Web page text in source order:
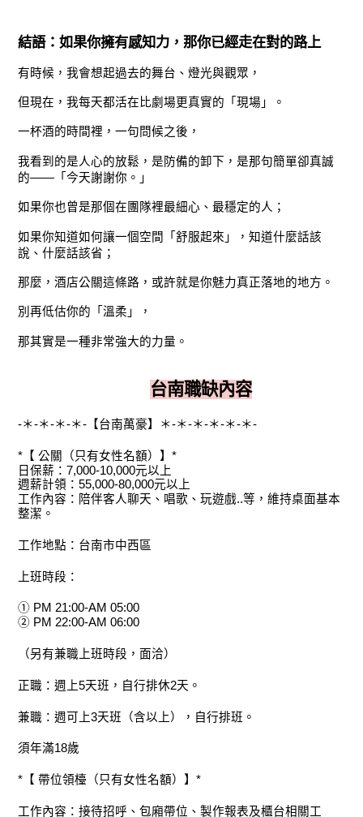
結語：如果你擁有感知力，那你已經走在對的路上
有時候，我會想起過去的舞台、燈光與觀眾，
但現在，我每天都活在比劇場更真實的「現場」。
一杯酒的時間裡，一句問候之後，
我看到的是人心的放鬆，是防備的卸下，是那句簡單卻真誠
的——「今天謝謝你。」
如果你也曾是那個在團隊裡最細心、最穩定的人；
如果你知道如何讓一個空間「舒服起來」，知道什麼話該
說、什麼話該省；
那麼，酒店公關這條路，或許就是你魅力真正落地的地方。
別再低估你的「溫柔」，
那其實是一種非常強大的力量。
台南職缺內容
-＊-＊-＊-＊-【台南萬豪】＊-＊-＊-＊-＊-＊-
*【 公關（只有女性名額）】*
日保薪：7,000-10,000元以上
週薪計領：55,000-80,000元以上
工作內容：陪伴客人聊天、唱歌、玩遊戲..等，維持桌面基本
整潔。
工作地點：台南市中西區
上班時段：
① PM 21:00-AM 05:00
② PM 22:00-AM 06:00
（另有兼職上班時段，面洽）
正職：週上5天班，自行排休2天。
兼職：週可上3天班（含以上），自行排班。
須年滿18歲
*【 帶位領檯（只有女性名額）】*
工作內容：接待招呼、包廂帶位、製作報表及櫃台相關工